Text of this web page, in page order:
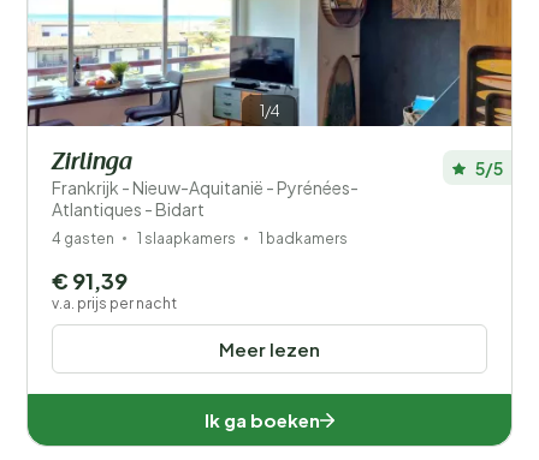
1/4
Zirlinga
Frankrijk - Nieuw-Aquitanië - Pyrénées-
Atlantiques - Bidart
5/5
4 gasten 1 slaapkamers 1 badkamers
Meer lezen
€ 91,39
v.a. prijs per nacht
Ik ga boeken